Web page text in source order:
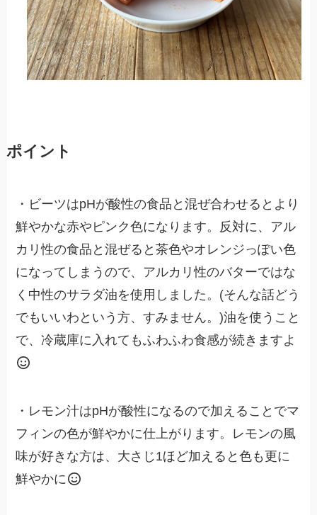
ポイント
・ビーツはpHが酸性の食品と混ぜ合わせるとより
鮮やかな赤やピンク色になります。反対に、アル
カリ性の食品と混ぜると茶色やオレンジっぽい色
になってしまうので、アルカリ性のバターではな
く中性のサラダ油を使用しました。(そんな話どう
でもいいわという方、すみません。)油を使うこと
で、冷蔵庫に入れてもふわふわ食感が続きますよ
・レモン汁はpHが酸性になるので加えることでマ
フィンの色が鮮やかに仕上がります。レモンの風
味が好きな方は、大さじ1ほど加えると色も更に
鮮やかに